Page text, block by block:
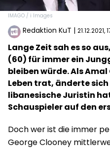
IMAGO / i Images
Redaktion KuT | 21.12.2021,
Lange Zeit sah es so
(60) für immer ein
bleiben würde. Als
Leben trat, änderte
libanesische Juristin
Schauspieler auf den
Doch wer ist die immer
George Clooney